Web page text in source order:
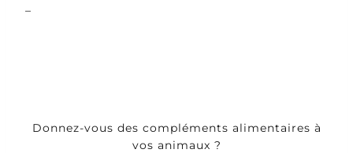
–
Donnez-vous des compléments alimentaires à
vos animaux ?